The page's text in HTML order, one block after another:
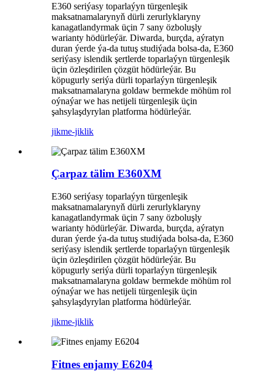
E360 seriýasy toparlaýyn türgenleşik
maksatnamalarynyň dürli zerurlyklaryny
kanagatlandyrmak üçin 7 sany özboluşly
warianty hödürleýär. Diwarda, burçda, aýratyn
duran ýerde ýa-da tutuş studiýada bolsa-da, E360
seriýasy islendik şertlerde toparlaýyn türgenleşik
üçin özleşdirilen çözgüt hödürleýär. Bu
köpugurly seriýa dürli toparlaýyn türgenleşik
maksatnamalaryna goldaw bermekde möhüm rol
oýnaýar we has netijeli türgenleşik üçin
şahsylaşdyrylan platforma hödürleýär.
jikme-jiklik
Çarpaz tälim E360XM
E360 seriýasy toparlaýyn türgenleşik
maksatnamalarynyň dürli zerurlyklaryny
kanagatlandyrmak üçin 7 sany özboluşly
warianty hödürleýär. Diwarda, burçda, aýratyn
duran ýerde ýa-da tutuş studiýada bolsa-da, E360
seriýasy islendik şertlerde toparlaýyn türgenleşik
üçin özleşdirilen çözgüt hödürleýär. Bu
köpugurly seriýa dürli toparlaýyn türgenleşik
maksatnamalaryna goldaw bermekde möhüm rol
oýnaýar we has netijeli türgenleşik üçin
şahsylaşdyrylan platforma hödürleýär.
jikme-jiklik
Fitnes enjamy E6204